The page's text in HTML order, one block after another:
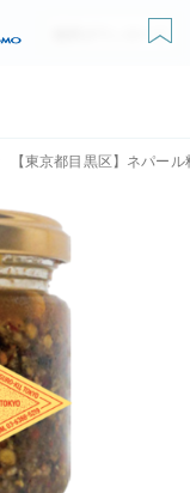
無料ダウンロード
【東京都目黒区】ネパー